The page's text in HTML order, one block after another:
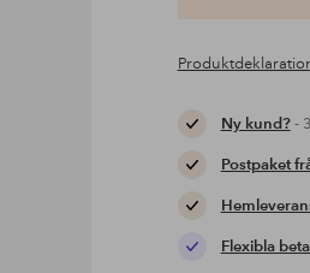
Ny kund?-
Postpaket
Flexibla